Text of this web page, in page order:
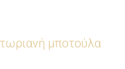
μποτούλα